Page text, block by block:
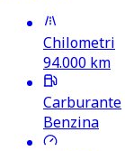
Chilometri
94.000 km
Carburante
Benzina